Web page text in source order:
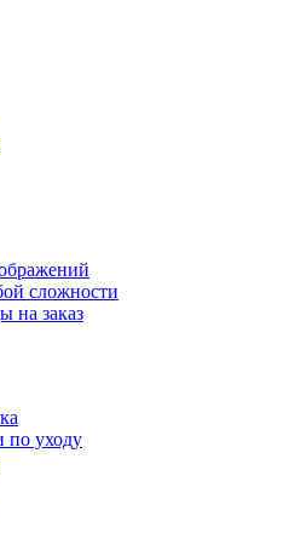
сложности
на заказ
по уходу